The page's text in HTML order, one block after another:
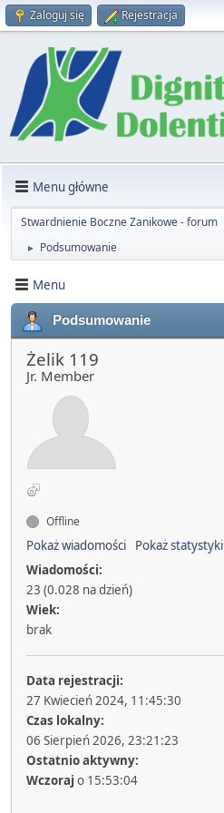
Zaloguj się Rejestracja
Menu główne
Stwardnienie Boczne Zanikowe - forum
► Podsumowanie
Menu
Podsumowanie
Żelik 119
Jr. Member
Offline
Pokaż wiadomości
Pokaż statystyki
Wiadomości:
23 (0.028 na dzień)
Wiek:
brak
Data rejestracji:
27 Kwiecień 2024, 11:45:30
Czas lokalny:
06 Sierpień 2026, 23:21:23
Ostatnio aktywny:
Wczoraj o 15:53:04